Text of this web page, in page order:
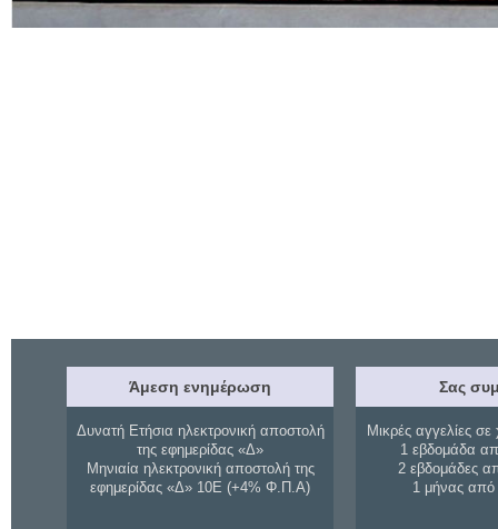
Άμεση ενημέρωση
Δυνατή Ετήσια ηλεκτρονική αποστολή
της εφημερίδας «Δ»
Μηνιαία ηλεκτρονική αποστολή της
εφημερίδας «Δ» 10Ε (+4% Φ.Π.Α)
Σας
Μικρές αγγελίες σε
1 εβδομάδα
2 εβδομάδες
1 μήνας